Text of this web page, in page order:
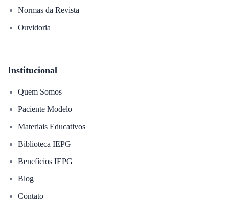
Normas da Revista
Ouvidoria
Institucional
Quem Somos
Paciente Modelo
Materiais Educativos
Biblioteca IEPG
Benefícios IEPG
Blog
Contato